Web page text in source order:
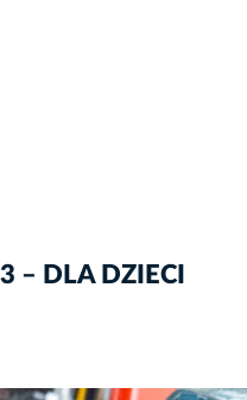
– DLA DZIECI